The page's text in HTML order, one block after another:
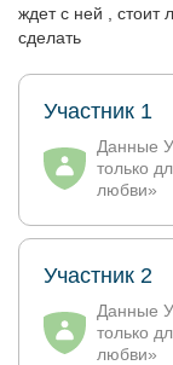
ждет с ней , стоит
сделать
Участник 1
Данные
только
любви»
Участник 2
Данные
только
любви»